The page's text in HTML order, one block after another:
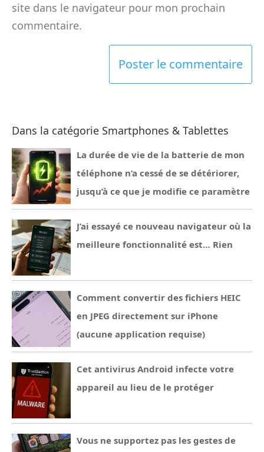
site dans le navigateur pour mon prochain
commentaire.
Dans la catégorie Smartphones & Tablettes
La durée de vie de la batterie de mon
téléphone n’a cessé de se détériorer,
jusqu’à ce que je modifie ce paramètre
J’ai essayé ce nouveau navigateur où la
meilleure fonctionnalité est… Rien
Comment convertir des fichiers HEIC
en JPEG directement sur iPhone
(aucune application requise)
Cet antivirus Android infecte votre
appareil au lieu de le protéger
Vous ne supportez pas les gestes de